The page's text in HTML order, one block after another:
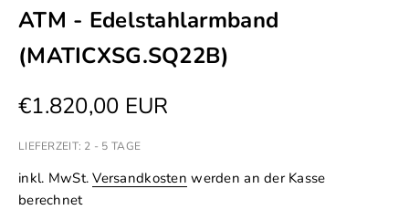
ATM - Edelstahlarmband
(MATICXSG.SQ22B)
Angebot
€1.820,00 EUR
LIEFERZEIT: 2 - 5 TAGE
inkl. MwSt.Versandkosten werden an der Kasse
berechnet